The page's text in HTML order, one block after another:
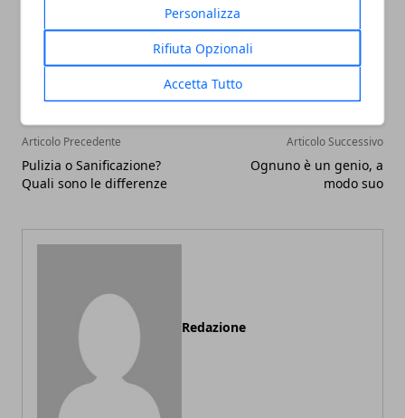
Personalizza
Rifiuta Opzionali
Accetta Tutto
Whatsapp
Articolo Precedente
Pulizia o Sanificazione?
Quali sono le differenze
Articolo Successivo
Ognuno è un genio, a
modo suo
Redazione